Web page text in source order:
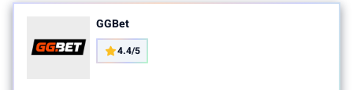
GGBet
4.4/5